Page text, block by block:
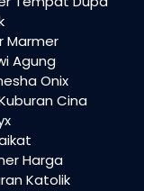
Marmer
Agung
Onix
Cina
Harga
Katolik